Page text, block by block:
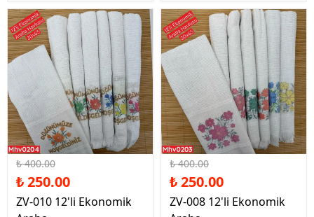
%38 İndirim
₺ 400.00
₺ 250.00
ZV-010 12'li Ekonomik
%38 İndirim
₺ 400.00
₺ 250.00
ZV-008 12'li Ekonomik